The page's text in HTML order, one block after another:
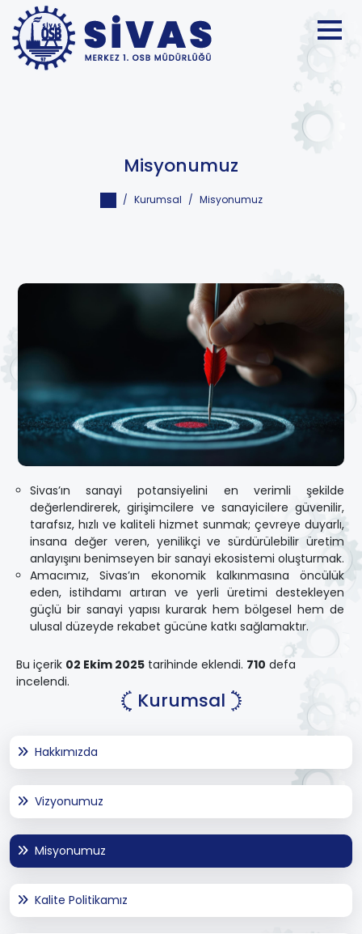
Misyonumuz
Kurumsal Misyonumuz
Sivas’ın sanayi potansiyelini en verimli şekilde
değerlendirerek, girişimcilere ve sanayicilere güvenilir,
tarafsız, hızlı ve kaliteli hizmet sunmak; çevreye duyarlı,
insana değer veren, yenilikçi ve sürdürülebilir üretim
anlayışını benimseyen bir sanayi ekosistemi oluşturmak.
Amacımız, Sivas’ın ekonomik kalkınmasına öncülük
eden, istihdamı artıran ve yerli üretimi destekleyen
güçlü bir sanayi yapısı kurarak hem bölgesel hem de
ulusal düzeyde rekabet gücüne katkı sağlamaktır.
Bu içerik 02 Ekim 2025 tarihinde eklendi. 710 defa
incelendi.
Kurumsal
Hakkımızda
Vizyonumuz
Misyonumuz
Kalite Politikamız